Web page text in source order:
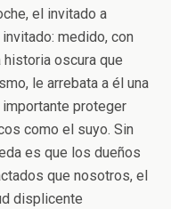
el invitado a
invitado: medido, con
historia oscura que
le arrebata a él una
proteger
como el suyo. Sin
es que los dueños
que nosotros, el
displicente